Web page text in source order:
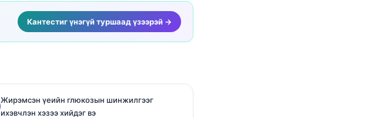
Кантестиг үнэгүй туршаад үзээрэй →
Жирэмсэн үеийн глюкозын шинжилгээг
ихэвчлэн хэзээ хийдэг вэ